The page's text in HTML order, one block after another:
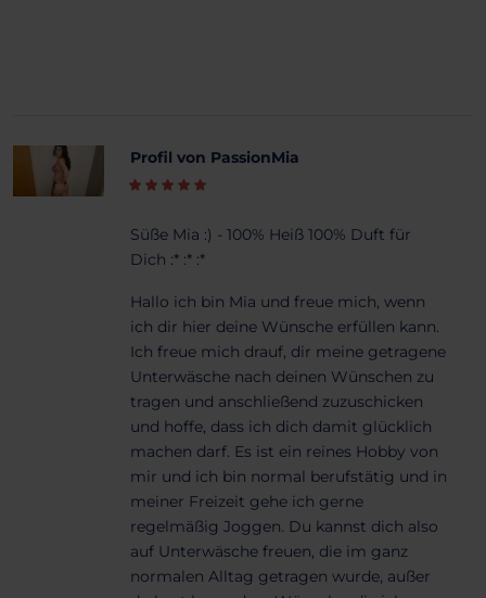
Profil von PassionMia
Süße Mia :) - 100% Heiß 100% Duft für
Dich :* :* :*
Hallo ich bin Mia und freue mich, wenn
ich dir hier deine Wünsche erfüllen kann.
Ich freue mich drauf, dir meine getragene
Unterwäsche nach deinen Wünschen zu
tragen und anschließend zuzuschicken
und hoffe, dass ich dich damit glücklich
machen darf. Es ist ein reines Hobby von
mir und ich bin normal berufstätig und in
meiner Freizeit gehe ich gerne
regelmäßig Joggen. Du kannst dich also
auf Unterwäsche freuen, die im ganz
normalen Alltag getragen wurde, außer